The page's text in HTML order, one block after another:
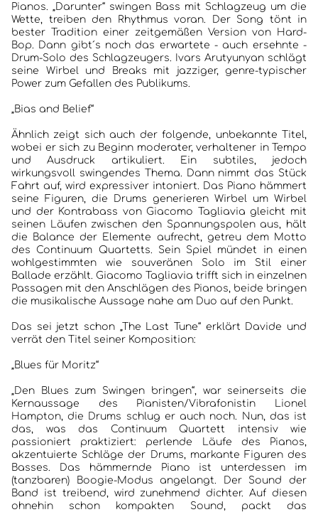
Pianos. „Darunter“ swingen Bass mit Schlagzeug um die
Wette, treiben den Rhythmus voran. Der Song tönt in
bester Tradition einer zeitgemäßen Version von Hard-
Bop. Dann gibt´s noch das erwartete - auch ersehnte -
Drum-Solo des Schlagzeugers. Ivars Arutyunyan schlägt
seine Wirbel und Breaks mit jazziger, genre-typischer
Power zum Gefallen des Publikums.
„Bias and Belief“
Ähnlich zeigt sich auch der folgende, unbekannte Titel,
wobei er sich zu Beginn moderater, verhaltener in Tempo
und Ausdruck artikuliert. Ein subtiles, jedoch
wirkungsvoll swingendes Thema. Dann nimmt das Stück
Fahrt auf, wird expressiver intoniert. Das Piano hämmert
seine Figuren, die Drums generieren Wirbel um Wirbel
und der Kontrabass von Giacomo Tagliavia gleicht mit
seinen Läufen zwischen den Spannungspolen aus, hält
die Balance der Elemente aufrecht, getreu dem Motto
des Continuum Quartetts. Sein Spiel mündet in einen
wohlgestimmten wie souveränen Solo im Stil einer
Ballade erzählt. Giacomo Tagliavia trifft sich in einzelnen
Passagen mit den Anschlägen des Pianos, beide bringen
die musikalische Aussage nahe am Duo auf den Punkt.
Das sei jetzt schon „The Last Tune“ erklärt Davide und
verrät den Titel seiner Komposition:
„Blues für Moritz“
„Den Blues zum Swingen bringen“, war seinerseits die
Kernaussage des Pianisten/Vibrafonistin Lionel
Hampton, die Drums schlug er auch noch. Nun, das ist
das, was das Continuum Quartett intensiv wie
passioniert praktiziert: perlende Läufe des Pianos,
akzentuierte Schläge der Drums, markante Figuren des
Basses. Das hämmernde Piano ist unterdessen im
(tanzbaren) Boogie-Modus angelangt. Der Sound der
Band ist treibend, wird zunehmend dichter. Auf diesen
ohnehin schon kompakten Sound, packt das